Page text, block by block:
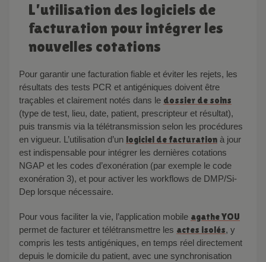
L’utilisation des logiciels de
facturation pour intégrer les
nouvelles cotations
Pour garantir une facturation fiable et éviter les rejets, les
résultats des tests PCR et antigéniques doivent être
traçables et clairement notés dans le dossier de soins
(type de test, lieu, date, patient, prescripteur et résultat),
puis transmis via la télétransmission selon les procédures
en vigueur. L’utilisation d’un logiciel de facturation à jour
est indispensable pour intégrer les dernières cotations
NGAP et les codes d’exonération (par exemple le code
exonération 3), et pour activer les workflows de DMP/Si-
Dep lorsque nécessaire.
Pour vous faciliter la vie, l’application mobile agathe YOU
permet de facturer et télétransmettre les actes isolés, y
compris les tests antigéniques, en temps réel directement
depuis le domicile du patient, avec une synchronisation